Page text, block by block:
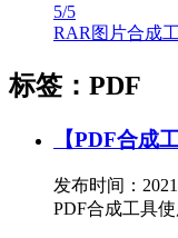
5/5
RAR图片合成
标签：PDF
【PDF合成
发布时间：
PDF合成工具